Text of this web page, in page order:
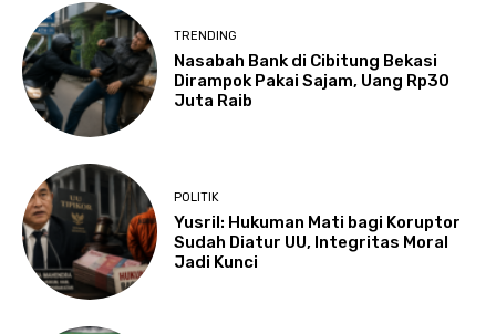
TRENDING
Nasabah Bank di Cibitung Bekasi
Dirampok Pakai Sajam, Uang Rp30
Juta Raib
POLITIK
Yusril: Hukuman Mati bagi Koruptor
Sudah Diatur UU, Integritas Moral
Jadi Kunci